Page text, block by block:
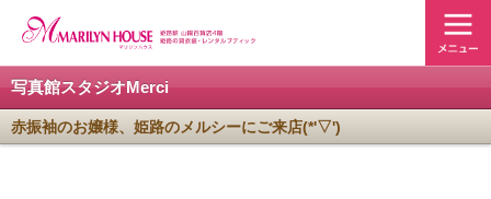
写真館スタジオMerci
赤振袖のお嬢様、姫路のメルシーにご来店(*'▽')